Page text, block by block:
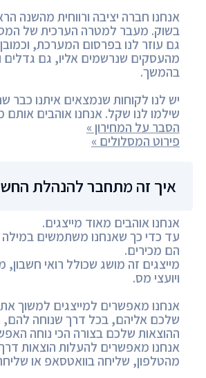
אנחנו חברה יציבה ורווחית מהשנה
בשוק. מעבר למטרה הערכית של
גם עוזר לנו בפרסום המערכת,
מהעסקים שנרשמים אליו, גם גדלים
בהמשך.
יש לנו לקוחות שנמצאים איתנו כבר
שילמו לנו שקל. אנחנו אוהבים אותם
הסבר על המחירון »
פירוט המסלולים »
איך זה מתחבר להנהלת
אנחנו אוהבים מאוד מייצגים.
עד כדי כך שאנחנו משתמשים במילה
הם מכירים.
מייצגים זה מושג שכולל רואי חשבון,
ויועצי מס.
אנחנו מאפשרים למייצגים למשוך
שלכם אליהם, בכל דרך שנוחה
ההוצאות שלכם בצורה הכי נוחה
אנחנו מאפשרים להעלות הוצאות
מהטלפון, שליחה בוואטסאפ או